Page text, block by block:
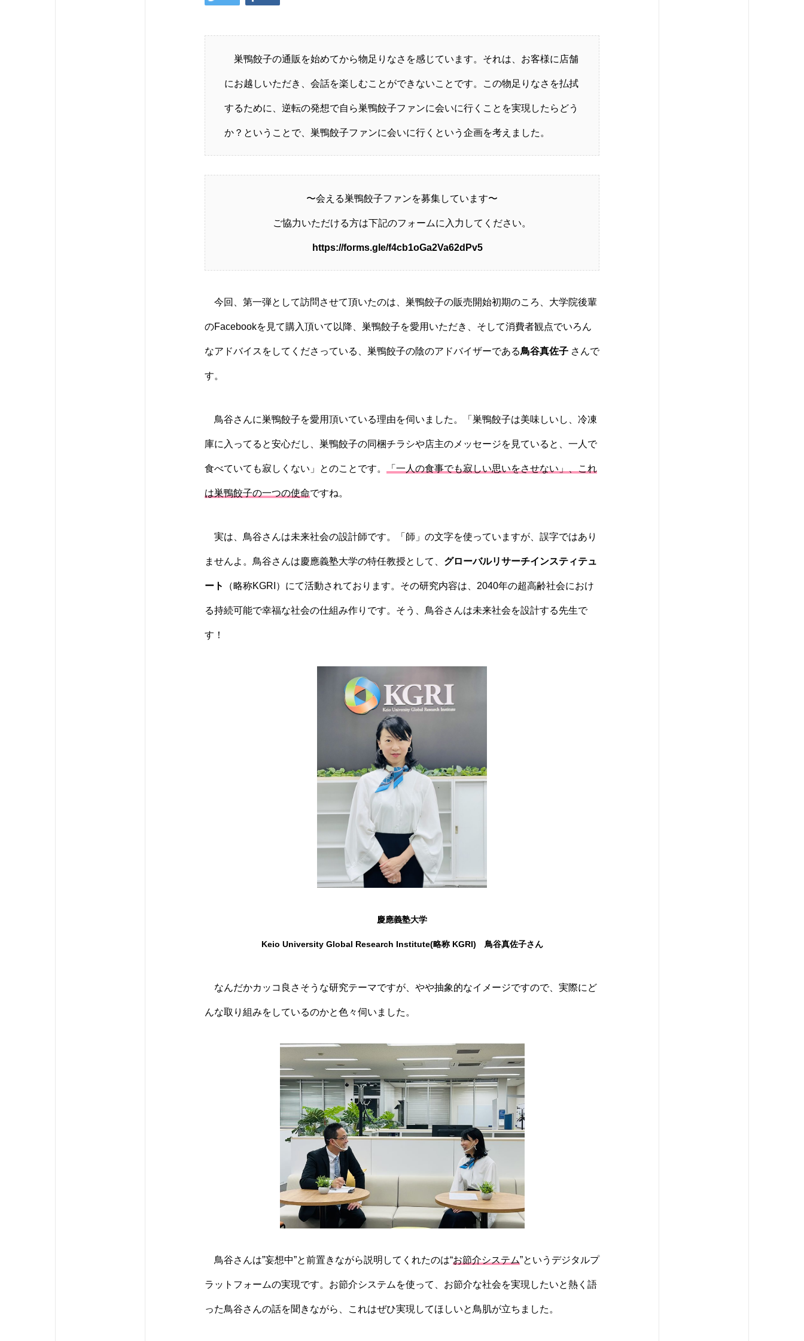
巣鴨餃子の通販を始めてから物足りなさを感じています。それは、お客様に店舗
にお越しいただき、会話を楽しむことができないことです。この物足りなさを払拭
するために、逆転の発想で自ら巣鴨餃子ファンに会いに行くことを実現したらどう
か？ということで、巣鴨餃子ファンに会いに行くという企画を考えました。
〜会える巣鴨餃子ファンを募集しています〜
ご協力いただける方は下記のフォームに入力してください。
https://forms.gle/f4cb1oGa2Va62dPv5
今回、第一弾として訪問させて頂いたのは、巣鴨餃子の販売開始初期のころ、大学院後輩
のFacebookを見て購入頂いて以降、巣鴨餃子を愛用いただき、そして消費者観点でいろん
なアドバイスをしてくださっている、巣鴨餃子の陰のアドバイザーである鳥谷真佐子 さんで
す。
鳥谷さんに巣鴨餃子を愛用頂いている理由を伺いました。「巣鴨餃子は美味しいし、冷凍
庫に入ってると安心だし、巣鴨餃子の同梱チラシや店主のメッセージを見ていると、一人で
食べていても寂しくない」とのことです。 「一人の食事でも寂しい思いをさせない」、これ
は巣鴨餃子の一つの使命ですね。
実は、鳥谷さんは未来社会の設計師です。「師」の文字を使っていますが、誤字ではあり
ませんよ。鳥谷さんは慶應義塾大学の特任教授として、 グローバルリサーチインスティテュ
ート （略称KGRI）にて活動されております。その研究内容は、2040年の超高齢社会におけ
る持続可能で幸福な社会の仕組み作りです。そう、鳥谷さんは未来社会を設計する先生で
す！
慶應義塾大学
Keio University Global Research Institute(略称 KGRI) 鳥谷真佐子さん
なんだかカッコ良さそうな研究テーマですが、やや抽象的なイメージですので、実際にど
んな取り組みをしているのかと色々伺いました。
鳥谷さんは”妄想中”と前置きながら説明してくれたのは“お節介システム”というデジタルプ
ラットフォームの実現です。お節介システムを使って、お節介な社会を実現したいと熱く語
った鳥谷さんの話を聞きながら、これはぜひ実現してほしいと鳥肌が立ちました。